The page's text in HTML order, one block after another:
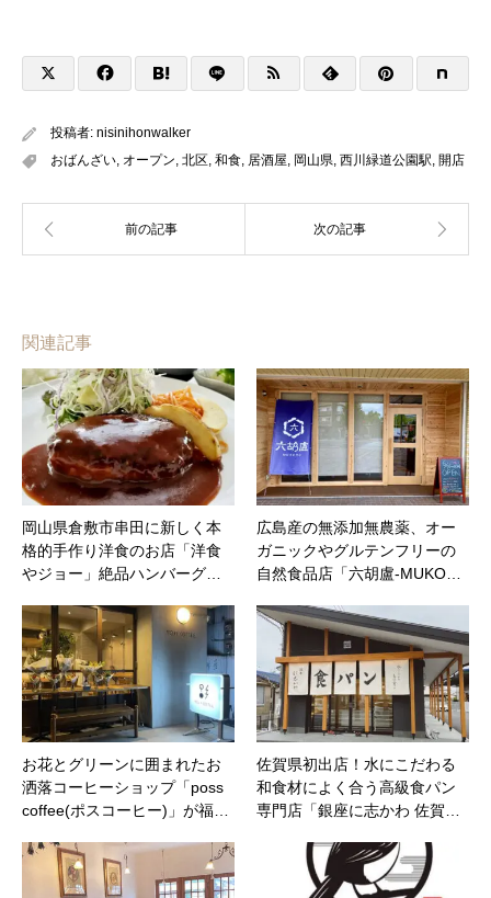
投稿者: nisinihonwalker
おばんざい, オープン, 北区, 和食, 居酒屋, 岡山県, 西川緑道公園駅, 開店
関連記事
岡山県倉敷市串田に新しく本
格的手作り洋食のお店「洋食
やジョー」絶品ハンバーグ…
広島産の無添加無農薬、オー
ガニックやグルテンフリーの
自然食品店「六胡盧-MUKO…
お花とグリーンに囲まれたお
洒落コーヒーショップ「poss
coffee(ポスコーヒー)」が福…
佐賀県初出店！水にこだわる
和食材によく合う高級食パン
専門店「銀座に志かわ 佐賀…